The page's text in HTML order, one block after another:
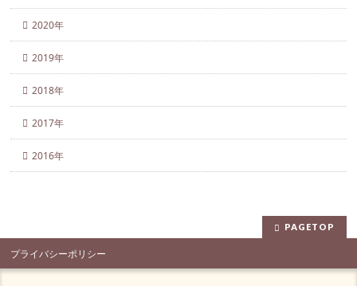
2020年
2019年
2018年
2017年
2016年
PAGETOP
プライバシーポリシー